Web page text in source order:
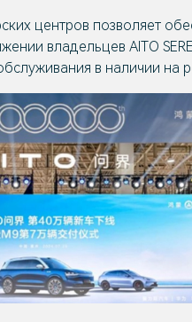
центров позволяет
владельцев AITO
в наличии на